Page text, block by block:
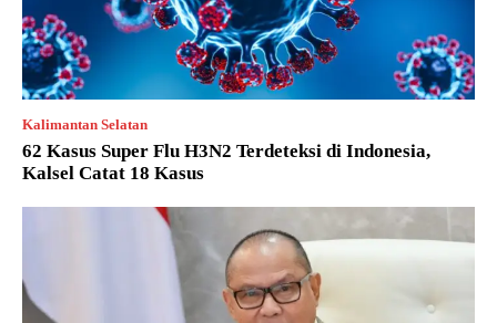
Kalimantan Selatan
62 Kasus Super Flu H3N2 Terdeteksi di Indonesia,
Kalsel Catat 18 Kasus